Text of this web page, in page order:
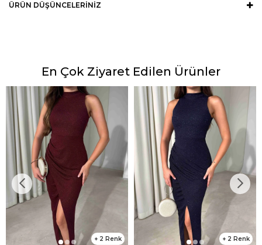
ÜRÜN DÜŞÜNCELERINIZ
En Çok Ziyaret Edilen Ürünler
2 2